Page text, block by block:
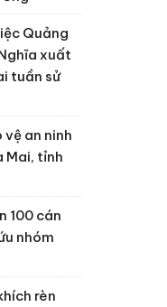
Quảng
xuất
tuần sử
an ninh
Mai, tỉnh
100 cán
nhóm
rèn